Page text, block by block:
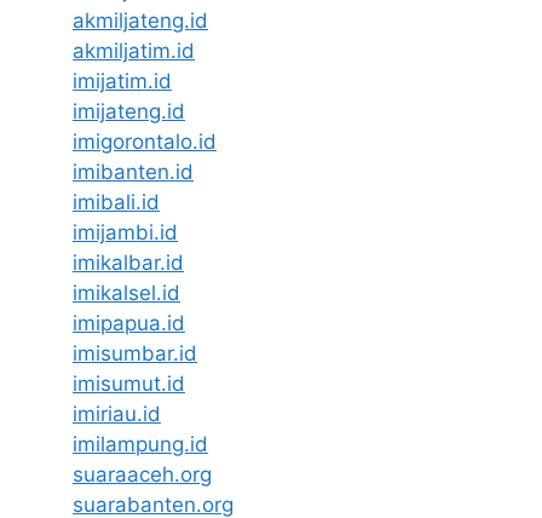
akmiljateng.id
akmiljatim.id
imijatim.id
imijateng.id
imigorontalo.id
imibanten.id
imibali.id
imijambi.id
imikalbar.id
imikalsel.id
imipapua.id
imisumbar.id
imisumut.id
imiriau.id
imilampung.id
suaraaceh.org
suarabanten.org